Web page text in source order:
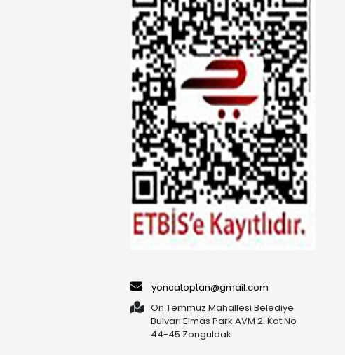
yoncatoptan@gmail.com
On Temmuz Mahallesi Belediye
Bulvarı Elmas Park AVM 2. Kat No
44-45 Zonguldak